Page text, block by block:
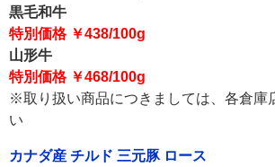
黒毛和牛
特別価格 ￥438/100g
山形牛
特別価格 ￥468/100g
※取り扱い商品につきましては、各倉庫
い
カナダ産 チルド 三元豚 ロース